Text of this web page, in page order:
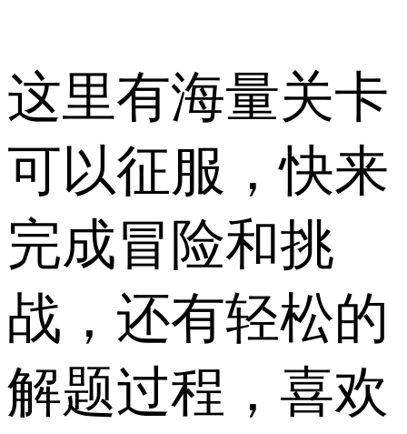
这里有海量关卡
可以征服，快来
完成冒险和挑
战，还有轻松的
解题过程，喜欢